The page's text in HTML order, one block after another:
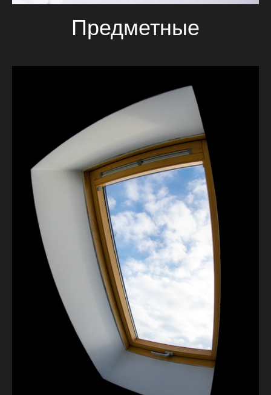
Предметные